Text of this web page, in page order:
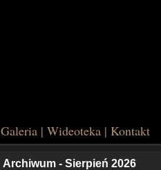
Galeria | Wideoteka | Kontakt
Archiwum - Sierpień 2026